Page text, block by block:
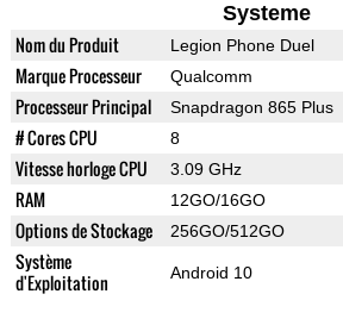
Systeme
Nom du Produit Legion Phone Duel
Marque Processeur Qualcomm
Processeur Principal Snapdragon 865 Plus
# Cores CPU 8
Vitesse horloge CPU 3.09 GHz
RAM 12GO/16GO
Options de Stockage 256GO/512GO
Système
d'Exploitation
Android 10